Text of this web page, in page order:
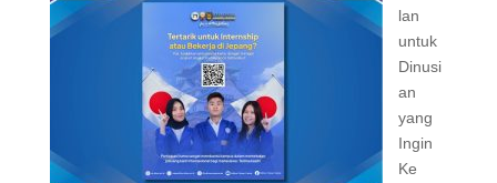
lan
untuk
Dinusi
an
yang
Ingin
Ke